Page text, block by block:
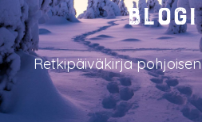
Blogi
Retkipäiväkirja